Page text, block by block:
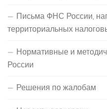
Письма ФНС России,
территориальных
Нормативные и
России
Решения по жалобам